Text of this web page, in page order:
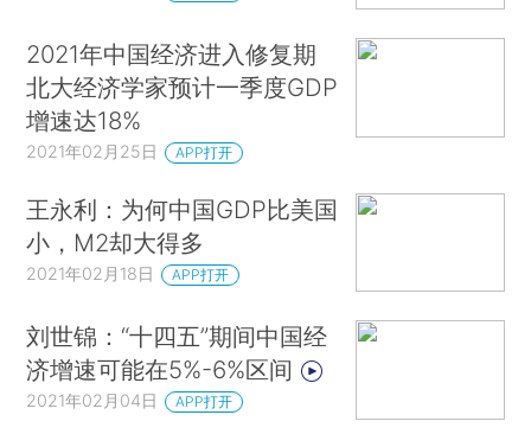
2021年中国经济进入修复期
北大经济学家预计一季度GDP
增速达18%
2021年02月25日 APP打开
王永利：为何中国GDP比美国
小，M2却大得多
2021年02月18日 APP打开
刘世锦：“十四五”期间中国经
济增速可能在5%-6%区间
2021年02月04日 APP打开